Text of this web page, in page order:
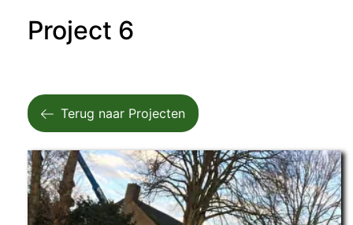
Terug naar Projecten
Project 6